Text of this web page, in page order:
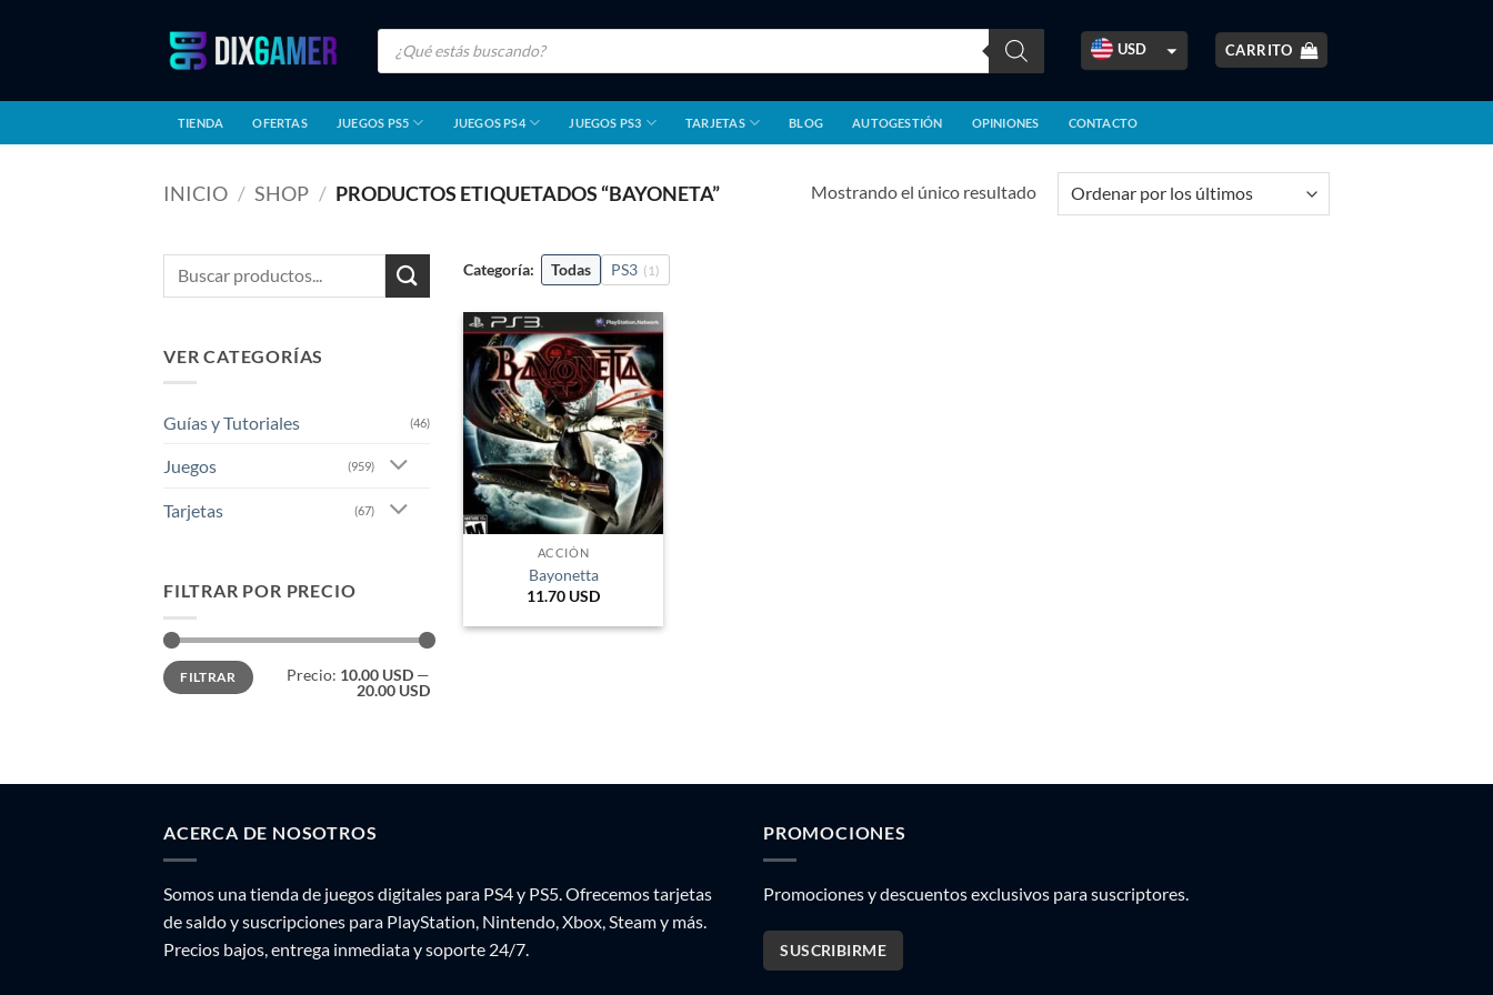
Búsqueda
productos
USD
BOB
BRL
CLP
CARRITO
TIENDA OFERTAS JUEGOS PS5 JUEGOS PS4 JUEGOS PS3 TARJETAS BLOG AUTOGESTIÓN OPINIONES CONTACTO
INICIO / SHOP / PRODUCTOS ETIQUETADOS “BAYONETA” Mostrando el único resultado
Buscar
por:
VER CATEGORÍAS
Guías y Tutoriales (46)
Juegos (959)
Tarjetas (67)
FILTRAR POR PRECIO
Precio
mínimo
Precio
máximo
FILTRAR Precio: 10.00 USD —
20.00 USD
Categoría: Todas PS3 (1)
ACCIÓN
Bayonetta
11.70 USD
ACERCA DE NOSOTROS
Somos una tienda de juegos digitales para PS4 y PS5. Ofrecemos tarjetas
de saldo y suscripciones para PlayStation, Nintendo, Xbox, Steam y más.
Precios bajos, entrega inmediata y soporte 24/7.
PROMOCIONES
Promociones y descuentos exclusivos para suscriptores.
SUSCRIBIRME